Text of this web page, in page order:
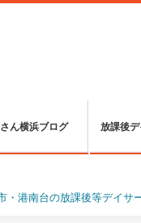
ん横浜ブログ 放課後
・港南台の放課後等デイサ